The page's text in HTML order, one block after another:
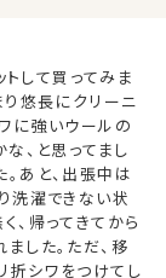
、かつ高
シャツに
でシャツ
が高いと思
して買ってみま
り悠長にクリーニ
に強いウールの
、と思ってまし
あと、出張中は
洗濯できない状
、帰ってきてから
した。ただ、移
折シワをつけてし